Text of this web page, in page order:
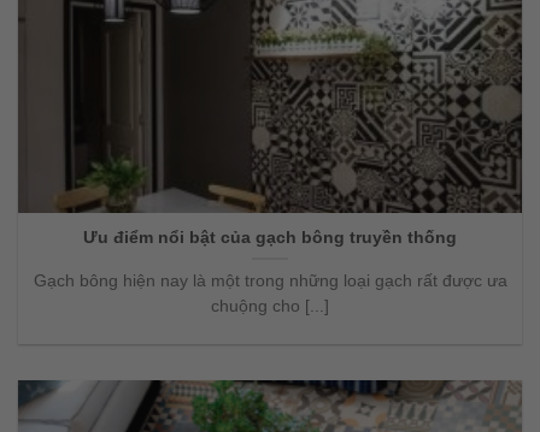
Ưu điểm nổi bật của gạch bông truyền thống
Gạch bông hiện nay là một trong những loại gạch rất được ưa
chuộng cho [...]